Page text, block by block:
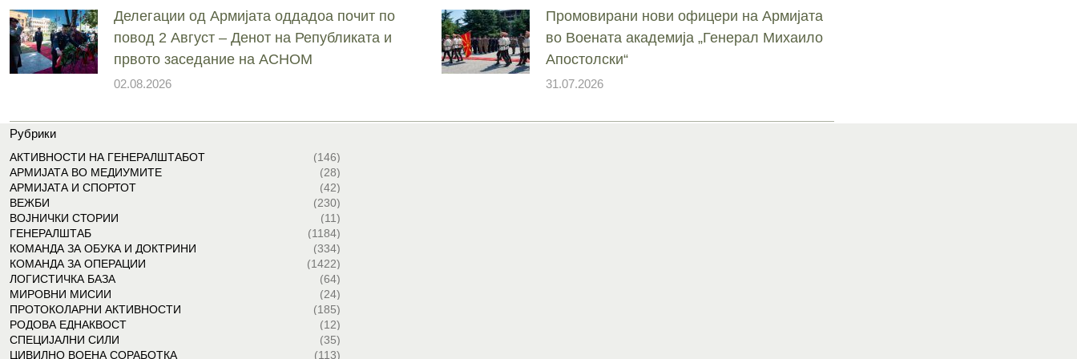
Делегации од Армијата оддадоа почит по
повод 2 Август – Денот на Републиката и
првото заседание на АСНОМ
02.08.2026
Промовирани нови офицери на Армијата
во Воената академија „Генерал Михаило
Апостолски“
31.07.2026
Рубрики
АКТИВНОСТИ НА ГЕНЕРАЛШТАБОТ
(146)
АРМИЈАТА ВО МЕДИУМИТЕ
(28)
АРМИЈАТА И СПОРТОТ
(42)
ВЕЖБИ
(230)
ВОЈНИЧКИ СТОРИИ
(11)
ГЕНЕРАЛШТАБ
(1184)
КОМАНДА ЗА ОБУКА И ДОКТРИНИ
(334)
КОМАНДА ЗА ОПЕРАЦИИ
(1422)
ЛОГИСТИЧКА БАЗА
(64)
МИРОВНИ МИСИИ
(24)
ПРОТОКОЛАРНИ АКТИВНОСТИ
(185)
РОДОВА ЕДНАКВОСТ
(12)
СПЕЦИЈАЛНИ СИЛИ
(35)
ЦИВИЛНО ВОЕНА СОРАБОТКА
(113)